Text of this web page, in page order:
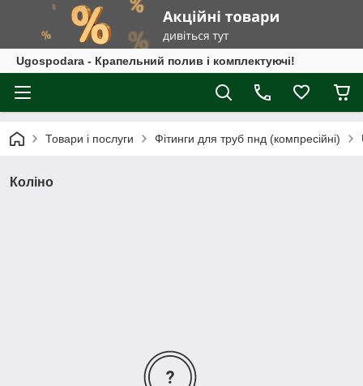
Ugospodara - Крапельний полив і комплектуючі!
Товари і послуги Фітинги для труб пнд (компресійні)
Коліно